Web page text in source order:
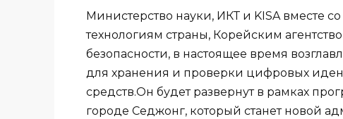
Министерство науки, ИКТ и KISA вместе
технологиям страны, Корейским
безопасности, в настоящее время
для хранения и проверки цифровых
средств.Он будет развернут в рамках
городе Седжонг, который станет новой